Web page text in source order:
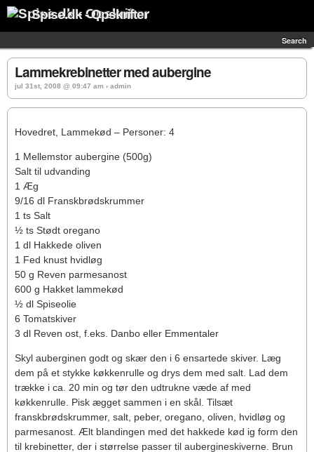
Spise.dk - Opskrifter
Search
Lammekrebinetter med aubergine
jul 31st, 2008 @ 09:47 am › admin
Hovedret, Lammekød – Personer: 4
1 Mellemstor aubergine (500g)
Salt til udvanding
1 Æg
9/16 dl Franskbrødskrummer
1 ts Salt
½ ts Stødt oregano
1 dl Hakkede oliven
1 Fed knust hvidløg
50 g Reven parmesanost
600 g Hakket lammekød
½ dl Spiseolie
6 Tomatskiver
3 dl Reven ost, f.eks. Danbo eller Emmentaler
Skyl auberginen godt og skær den i 6 ensartede skiver. Læg
dem på et stykke køkkenrulle og drys dem med salt. Lad dem
trække i ca. 20 min og tør den udtrukne væde af med
køkkenrulle. Pisk ægget sammen i en skål. Tilsæt
franskbrødskrummer, salt, peber, oregano, oliven, hvidløg og
parmesanost. Ælt blandingen med det hakkede kød ig form den
til krebinetter, der i størrelse passer til aubergineskiverne. Brun